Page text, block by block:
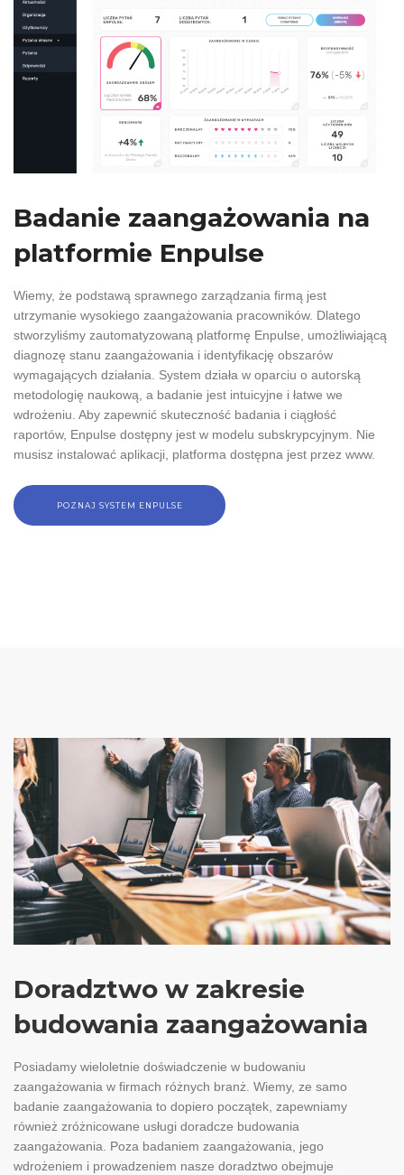
Badanie zaangażowania na
platformie Enpulse
Wiemy, że podstawą sprawnego zarządzania firmą jest
utrzymanie wysokiego zaangażowania pracowników. Dlatego
stworzyliśmy zautomatyzowaną platformę Enpulse, umożliwiającą
diagnozę stanu zaangażowania i identyfikację obszarów
wymagających działania. System działa w oparciu o autorską
metodologię naukową, a badanie jest intuicyjne i łatwe we
wdrożeniu. Aby zapewnić skuteczność badania i ciągłość
raportów, Enpulse dostępny jest w modelu subskrypcyjnym. Nie
musisz instalować aplikacji, platforma dostępna jest przez www.
POZNAJ SYSTEM ENPULSE
Doradztwo w zakresie
budowania zaangażowania
Posiadamy wieloletnie doświadczenie w budowaniu
zaangażowania w firmach różnych branż. Wiemy, ze samo
badanie zaangażowania to dopiero początek, zapewniamy
również zróżnicowane usługi doradcze budowania
zaangażowania. Poza badaniem zaangażowania, jego
wdrożeniem i prowadzeniem nasze doradztwo obejmuje